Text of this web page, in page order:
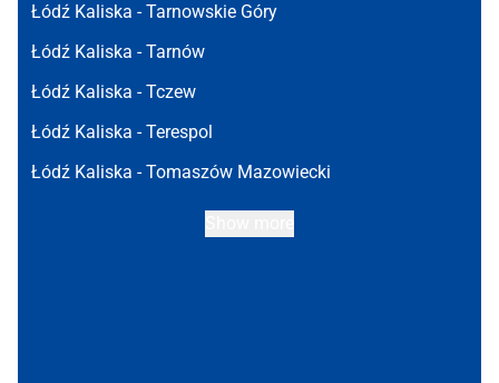
Łódź Kaliska -Tarnowskie Góry
Łódź Kaliska -Tarnów
Łódź Kaliska -Tczew
Łódź Kaliska -Terespol
Łódź Kaliska -Tomaszów Mazowiecki